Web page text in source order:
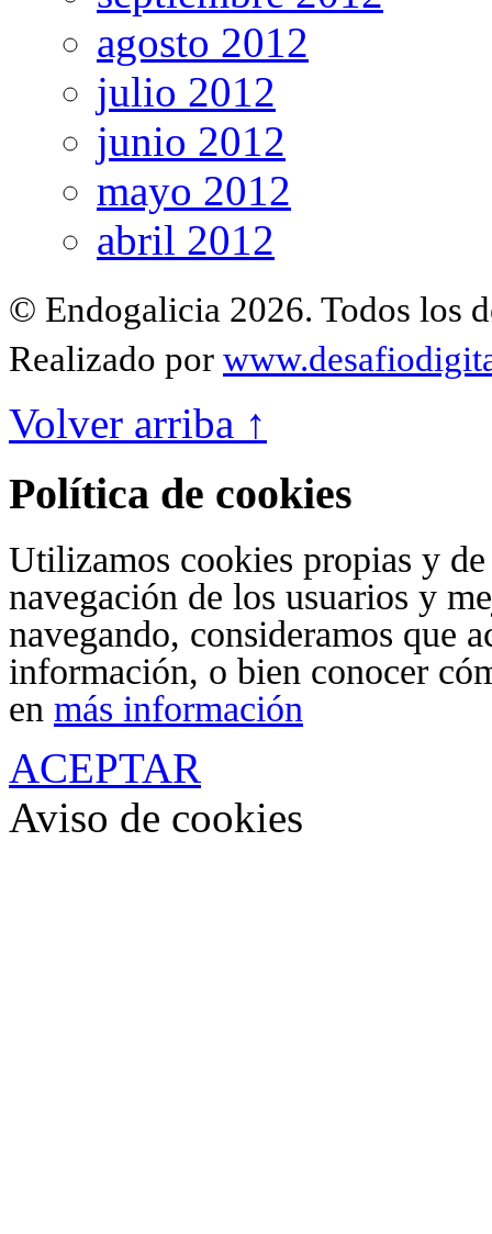
agosto 2012
julio 2012
junio 2012
mayo 2012
abril 2012
© Endogalicia 2026. Todos los
Realizado por
Volver arriba ↑
Política de cookies
Utilizamos cookies propias y
navegación de los usuarios y
navegando, consideramos que
información, o bien conocer
en más información
ACEPTAR
Aviso de cookies